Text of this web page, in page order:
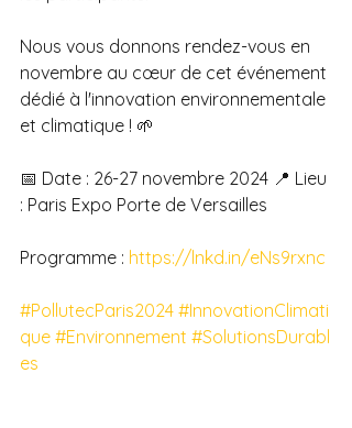
Nous vous donnons rendez-vous en
novembre au cœur de cet événement
dédié à l'innovation environnementale
et climatique ! 🌱
📅 Date : 26-27 novembre 2024 📍 Lieu
: Paris Expo Porte de Versailles
Programme : https://lnkd.in/eNs9rxnc
#PollutecParis2024 #InnovationClimati
que #Environnement #SolutionsDurabl
es